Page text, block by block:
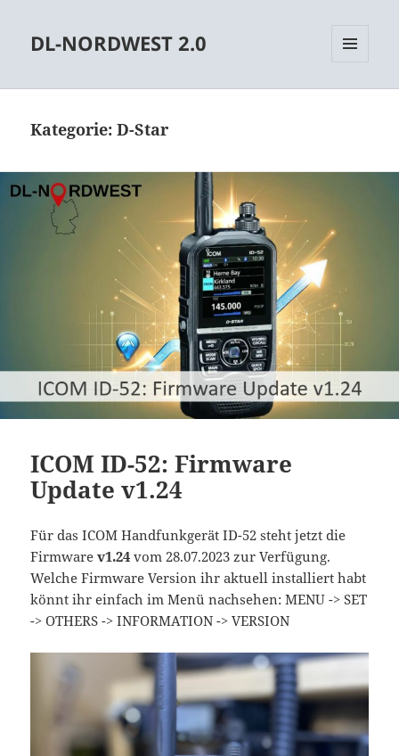
DL-NORDWEST 2.0
Kategorie:D-Star
ICOM ID-52: Firmware
Update v1.24
Für das ICOM Handfunkgerät ID-52 steht jetzt die
Firmwarev1.24 vom 28.07.2023 zur Verfügung.
Welche Firmware Version ihr aktuell installiert habt
könnt ihr einfach im Menü nachsehen: MENU -> SET
-> OTHERS -> INFORMATION -> VERSION